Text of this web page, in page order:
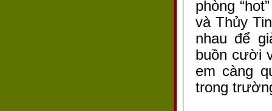
phòng
và Thủy
nhau để
buồn cười
em càng
trong